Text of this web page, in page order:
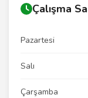
Çalışma
Pazartesi
Salı
Çarşamba